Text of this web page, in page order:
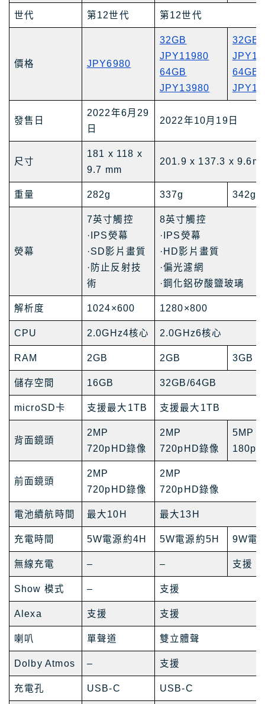
世代 第12世代 第12世代
價格 JPY6980
32GB
JPY11980
64GB
JPY13980
32GB
64GB
發售日
2022年6月29
日
2022年10月19日
尺寸
181 x 118 x
9.7 mm
201.9 x 137.3 x
重量 282g 337g 342g
熒幕
7英寸觸控
·IPS熒幕
·SD影片畫質
·防止反射技
術
8英寸觸控
·IPS熒幕
·HD影片畫質
·偏光濾網
·鋼化鋁矽酸鹽玻璃
解析度 1024×600 1280×800
CPU 2.0GHz4核心 2.0GHz6核心
RAM 2GB 2GB 3GB
儲存空間 16GB 32GB/64GB
microSD卡 支援最大1TB 支援最大1TB
背面鏡頭
2MP
720pHD錄像
2MP
720pHD錄像
5MP
前面鏡頭
2MP
720pHD錄像
2MP
720pHD錄像
電池續航時間 最大10H 最大13H
充電時間 5W電源約4H 5W電源約5H 9W電
無線充電 – – 支援
Show 模式 – 支援
Alexa 支援 支援
喇叭 單聲道 雙立體聲
Dolby Atmos – 支援
充電孔 USB-C USB-C